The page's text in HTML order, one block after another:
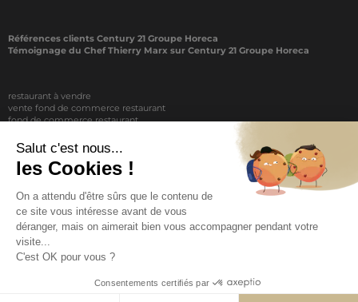
Références clients Century 21 Groupe Horeca
Témoignage du Chef Thierry Marx sur Century 21 Groupe Horeca
restaurant à vendre
vente fond de commerce restaurant
fond de commerce restaurant
achat restaurant
vente de fond de commerce restaurant
acheter restaurant